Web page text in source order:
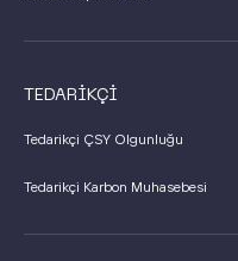
TEDARİKÇİ
Tedarikçi ÇSY Olgunluğu
Tedarikçi Karbon Muhasebesi